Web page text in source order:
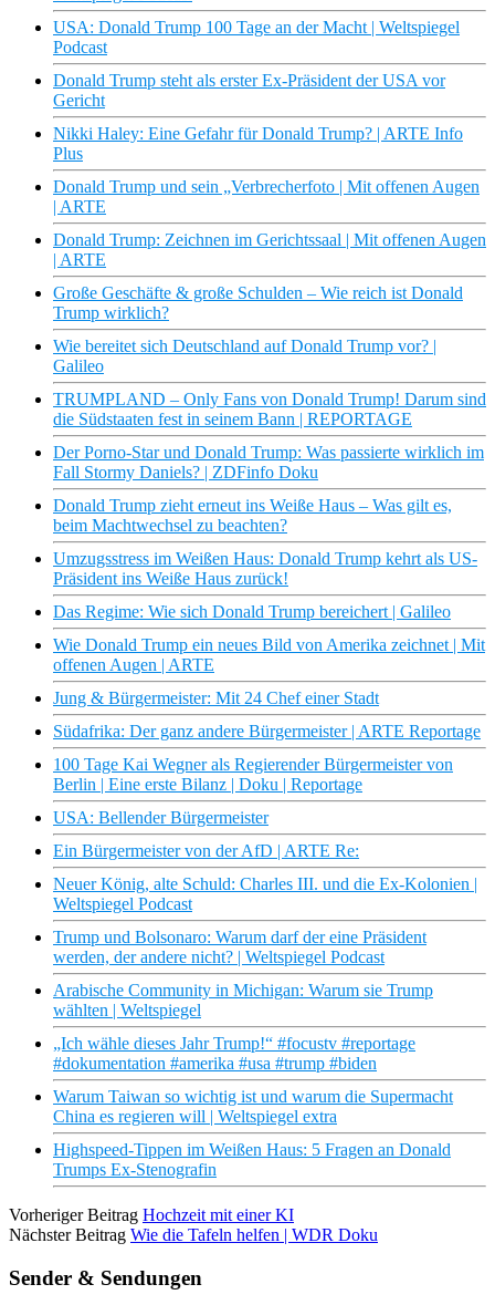
USA: Donald Trump 100 Tage an der Macht | Weltspiegel
Podcast
Donald Trump steht als erster Ex-Präsident der USA vor
Gericht
Nikki Haley: Eine Gefahr für Donald Trump? | ARTE Info
Plus
Donald Trump und sein „Verbrecherfoto | Mit offenen Augen
| ARTE
Donald Trump: Zeichnen im Gerichtssaal | Mit offenen Augen
| ARTE
Große Geschäfte & große Schulden – Wie reich ist Donald
Trump wirklich?
Wie bereitet sich Deutschland auf Donald Trump vor? |
Galileo
TRUMPLAND – Only Fans von Donald Trump! Darum sind
die Südstaaten fest in seinem Bann | REPORTAGE
Der Porno-Star und Donald Trump: Was passierte wirklich im
Fall Stormy Daniels? | ZDFinfo Doku
Donald Trump zieht erneut ins Weiße Haus – Was gilt es,
beim Machtwechsel zu beachten?
Umzugsstress im Weißen Haus: Donald Trump kehrt als US-
Präsident ins Weiße Haus zurück!
Das Regime: Wie sich Donald Trump bereichert | Galileo
Wie Donald Trump ein neues Bild von Amerika zeichnet | Mit
offenen Augen | ARTE
Jung & Bürgermeister: Mit 24 Chef einer Stadt
Südafrika: Der ganz andere Bürgermeister | ARTE Reportage
100 Tage Kai Wegner als Regierender Bürgermeister von
Berlin | Eine erste Bilanz | Doku | Reportage
USA: Bellender Bürgermeister
Ein Bürgermeister von der AfD | ARTE Re:
Neuer König, alte Schuld: Charles III. und die Ex-Kolonien |
Weltspiegel Podcast
Trump und Bolsonaro: Warum darf der eine Präsident
werden, der andere nicht? | Weltspiegel Podcast
Arabische Community in Michigan: Warum sie Trump
wählten | Weltspiegel
„Ich wähle dieses Jahr Trump!“ #focustv #reportage
#dokumentation #amerika #usa #trump #biden
Warum Taiwan so wichtig ist und warum die Supermacht
China es regieren will | Weltspiegel extra
Highspeed-Tippen im Weißen Haus: 5 Fragen an Donald
Trumps Ex-Stenografin
Vorheriger Beitrag Hochzeit mit einer KI
Nächster Beitrag Wie die Tafeln helfen | WDR Doku
Sender & Sendungen